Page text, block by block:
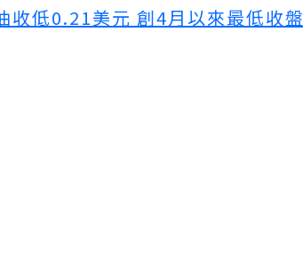
低0.21美元 創4月以來最低收盤